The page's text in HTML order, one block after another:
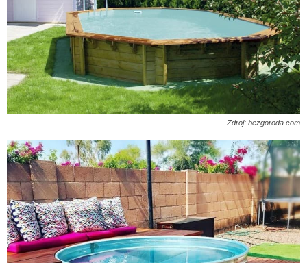
Zdroj: bezgoroda.com